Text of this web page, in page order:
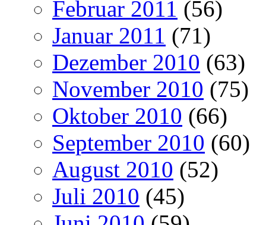
Februar 2011 (56)
Januar 2011 (71)
Dezember 2010 (63)
November 2010 (75)
Oktober 2010 (66)
September 2010 (60)
August 2010 (52)
Juli 2010 (45)